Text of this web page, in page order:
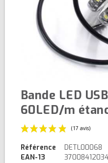
Bande LED
60LED/m
Référence
DETL00068
EAN-13